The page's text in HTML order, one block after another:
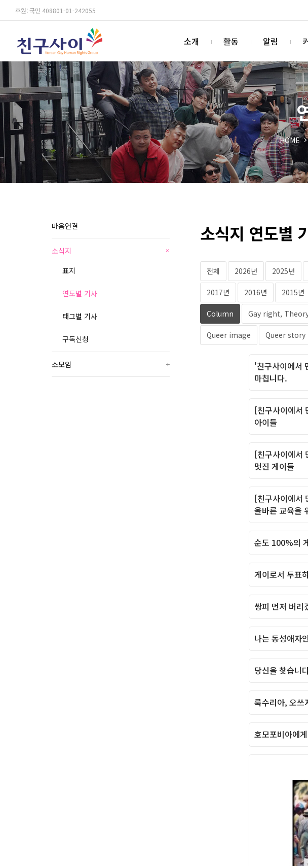
후원: 국민 408801-01-242055
소개 활동 알림
HOME
마음연결
소식지 +
표지
연도별 기사
태그별 기사
구독신청
소모임 +
소식지 연도별
전체 2026년 2025년
2017년 2016년 2015년
Column Gay right,
Queer image Queer story
'친구사이에서
마칩니다.
[친구사이에서
아이들
[친구사이에서
멋진 게이들
[친구사이에서
올바른 교육을
순도 100%의
게이로서 투표
쌍피 먼저 버리
나는 동성애자
당신을 찾습니
룩수리아, 오쓰
호모포비아에